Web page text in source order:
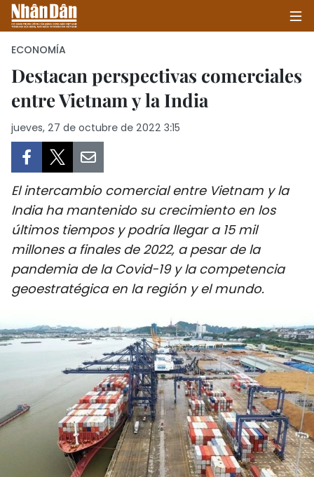
INICIO
POLÍTICA
SOCIEDAD
SALUD - MEDIO AMBIENTE
CULTURA - ENTRETENIMIENTO
INTERNACIONAL
DEPORTES
VIAJES
PUENTE DE AMISTAD
HISTORIAS MULTIMEDIA
FOTOGRAFÍA
ECONOMÍA
Destacan perspectivas comerciales
entre Vietnam y la India
jueves, 27 de octubre de 2022 3:15
El intercambio comercial entre Vietnam y la
India ha mantenido su crecimiento en los
últimos tiempos y podría llegar a 15 mil
millones a finales de 2022, a pesar de la
pandemia de la Covid-19 y la competencia
geoestratégica en la región y el mundo.